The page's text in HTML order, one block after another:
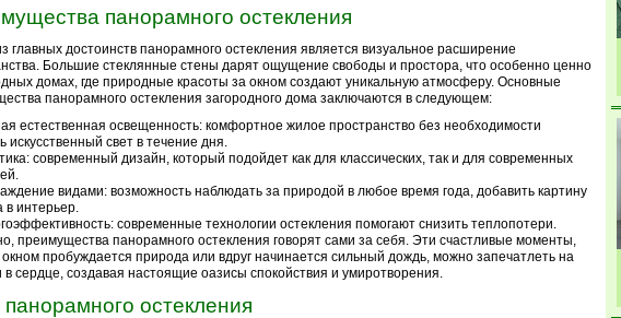
панорамного остекления
главных достоинств панорамного остекления является визуальное расширение
Большие стеклянные стены дарят ощущение свободы и простора, что особенно ценно
домах, где природные красоты за окном создают уникальную атмосферу. Основные
панорамного остекления загородного дома заключаются в следующем:
естественная освещенность: комфортное жилое пространство без необходимости
искусственный свет в течение дня.
современный дизайн, который подойдет как для классических, так и для современных
видами: возможность наблюдать за природой в любое время года, добавить картину
в интерьер.
современные технологии остекления помогают снизить теплопотери.
преимущества панорамного остекления говорят сами за себя. Эти счастливые моменты,
окном пробуждается природа или вдруг начинается сильный дождь, можно запечатлеть на
в сердце, создавая настоящие оазисы спокойствия и умиротворения.
остекления